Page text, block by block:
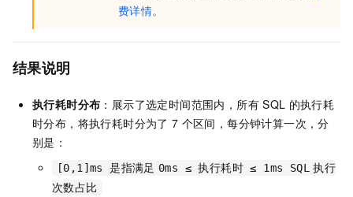
费详情。
结果说明
执行耗时分布 ：展示了选定时间范围内，所有 SQL 的执行耗
时分布，将执行耗时分为了 7 个区间，每分钟计算一次，分
别是：
[0,1]ms 是指满足 0ms ≤ 执行耗时 ≤ 1ms SQL 执行
次数占比